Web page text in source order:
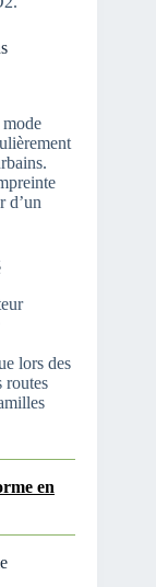
d’un
lors des
routes
en